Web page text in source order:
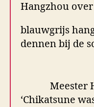
Hangzhou
blauwgrijs
dennen bij de
Meester
‘Chikatsune